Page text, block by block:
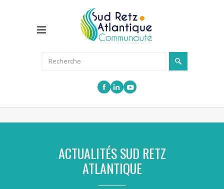
ACTUALITÉS SUD RETZ
ATLANTIQUE